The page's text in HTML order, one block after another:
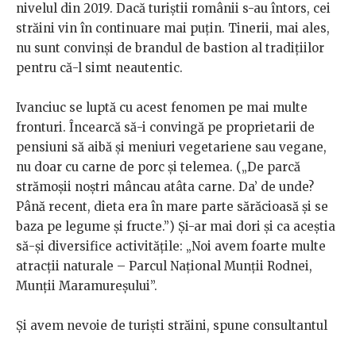
nivelul din 2019. Dacă turiștii românii s-au întors, cei
străini vin în continuare mai puțin. Tinerii, mai ales,
nu sunt convinși de brandul de bastion al tradițiilor
pentru că-l simt neautentic.
Ivanciuc se luptă cu acest fenomen pe mai multe
fronturi. Încearcă să-i convingă pe proprietarii de
pensiuni să aibă și meniuri vegetariene sau vegane,
nu doar cu carne de porc și telemea. („De parcă
strămoșii noștri mâncau atâta carne. Da’ de unde?
Până recent, dieta era în mare parte sărăcioasă și se
baza pe legume și fructe.”) Și-ar mai dori și ca aceștia
să-și diversifice activitățile: „Noi avem foarte multe
atracții naturale – Parcul Național Munții Rodnei,
Munții Maramureșului”.
Și avem nevoie de turiști străini, spune consultantul